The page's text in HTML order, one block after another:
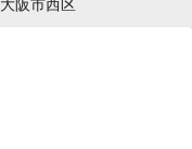
大阪市西区